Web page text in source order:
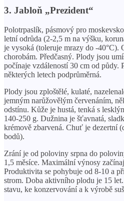
3. Jabloň „Prezident“
Polotrpaslík, pásmový pro
letní odrůda (2-2,5 m na výšku,
je vysoká (toleruje mrazy do -40°C).
chorobám. Předčasný. Plody jsou
počínaje vzdáleností 30 cm od půdy.
některých letech podprůměrná.
Plody jsou zploštělé, kulaté,
jemným narůžovělým červenáním,
odstínu. Kůže je hustá, tenká s
140-250 g. Dužnina je šťavnatá,
krémově zbarvená. Chuť je dezertní
bodů).
Zrání je od poloviny srpna do
1,5 měsíce. Maximální výnosy
Produktivita se pohybuje od 8-10 a
strom. Doba aktivního plodu je 15
stavu, ke konzervování a k výrobě